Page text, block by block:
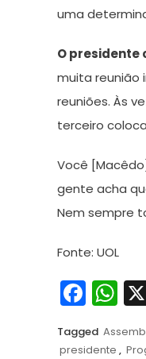
uma
O presidente
muita reunião
reuniões. Às
terceiro
Você
gente acha
Nem sempre
Fonte: UOL
Tagged
presidente ,